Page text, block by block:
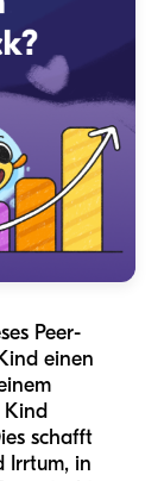
Peer-
einen
schafft
Irrtum, in